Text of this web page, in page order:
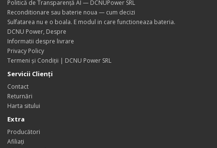
Politică de Transparență AI — DCNUPower SRL
Reconditionare sau baterie noua — cum decizi
Sulfatarea nu e o boala. E modul in care functioneaza bateria.
DCNU Power, Despre
Informatii despre livrare
Privacy Policy
Termeni și Condiții | DCNU Power SRL
Servicii Clienţi
Contact
Returnări
Harta sitului
Extra
Producători
Afiliaţi